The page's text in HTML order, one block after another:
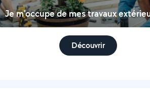
Je m'occupe de mes travaux
Découvrir